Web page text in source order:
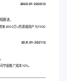
2020.01-2020.12
跟进。
来2000万+的新增用户与1500
2021.01-2021.12
节省推广成本10%。